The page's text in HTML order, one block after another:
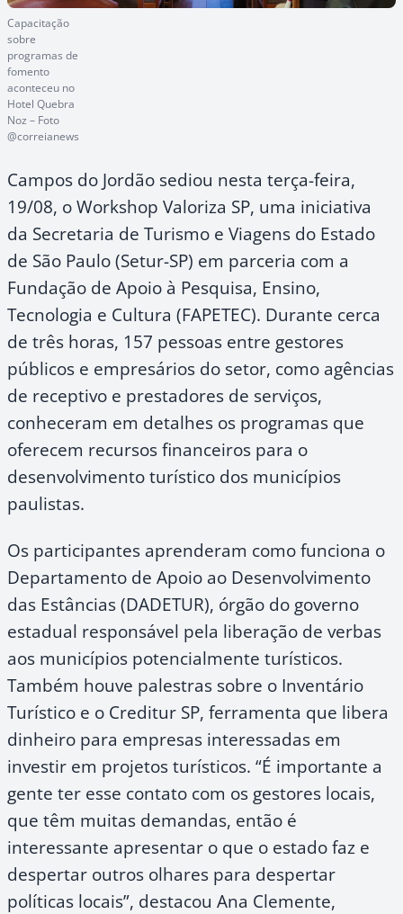
Capacitação
sobre
programas de
fomento
aconteceu no
Hotel Quebra
Noz – Foto
@correianews
Campos do Jordão sediou nesta terça-feira,
19/08, o Workshop Valoriza SP, uma iniciativa
da Secretaria de Turismo e Viagens do Estado
de São Paulo (Setur-SP) em parceria com a
Fundação de Apoio à Pesquisa, Ensino,
Tecnologia e Cultura (FAPETEC). Durante cerca
de três horas, 157 pessoas entre gestores
públicos e empresários do setor, como agências
de receptivo e prestadores de serviços,
conheceram em detalhes os programas que
oferecem recursos financeiros para o
desenvolvimento turístico dos municípios
paulistas.
Os participantes aprenderam como funciona o
Departamento de Apoio ao Desenvolvimento
das Estâncias (DADETUR), órgão do governo
estadual responsável pela liberação de verbas
aos municípios potencialmente turísticos.
Também houve palestras sobre o Inventário
Turístico e o Creditur SP, ferramenta que libera
dinheiro para empresas interessadas em
investir em projetos turísticos. “É importante a
gente ter esse contato com os gestores locais,
que têm muitas demandas, então é
interessante apresentar o que o estado faz e
despertar outros olhares para despertar
políticas locais”, destacou Ana Clemente,